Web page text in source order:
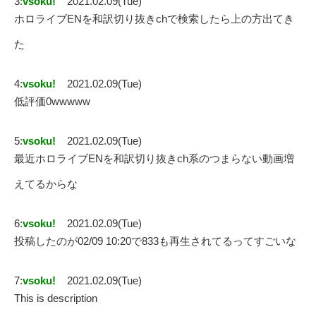
ホロライブENを和訳切り抜きchで検索したら上の方出てき
た
4:vsoku!
2021.02.09(Tue)
低評価0wwwww
5:vsoku!
2021.02.09(Tue)
最近ホロライブENを和訳切り抜きch系のつまらない動画増
えてるからな
6:vsoku!
2021.02.09(Tue)
投稿したのが02/09 10:20で833も再生されてるってすごいな
7:vsoku!
2021.02.09(Tue)
This is description